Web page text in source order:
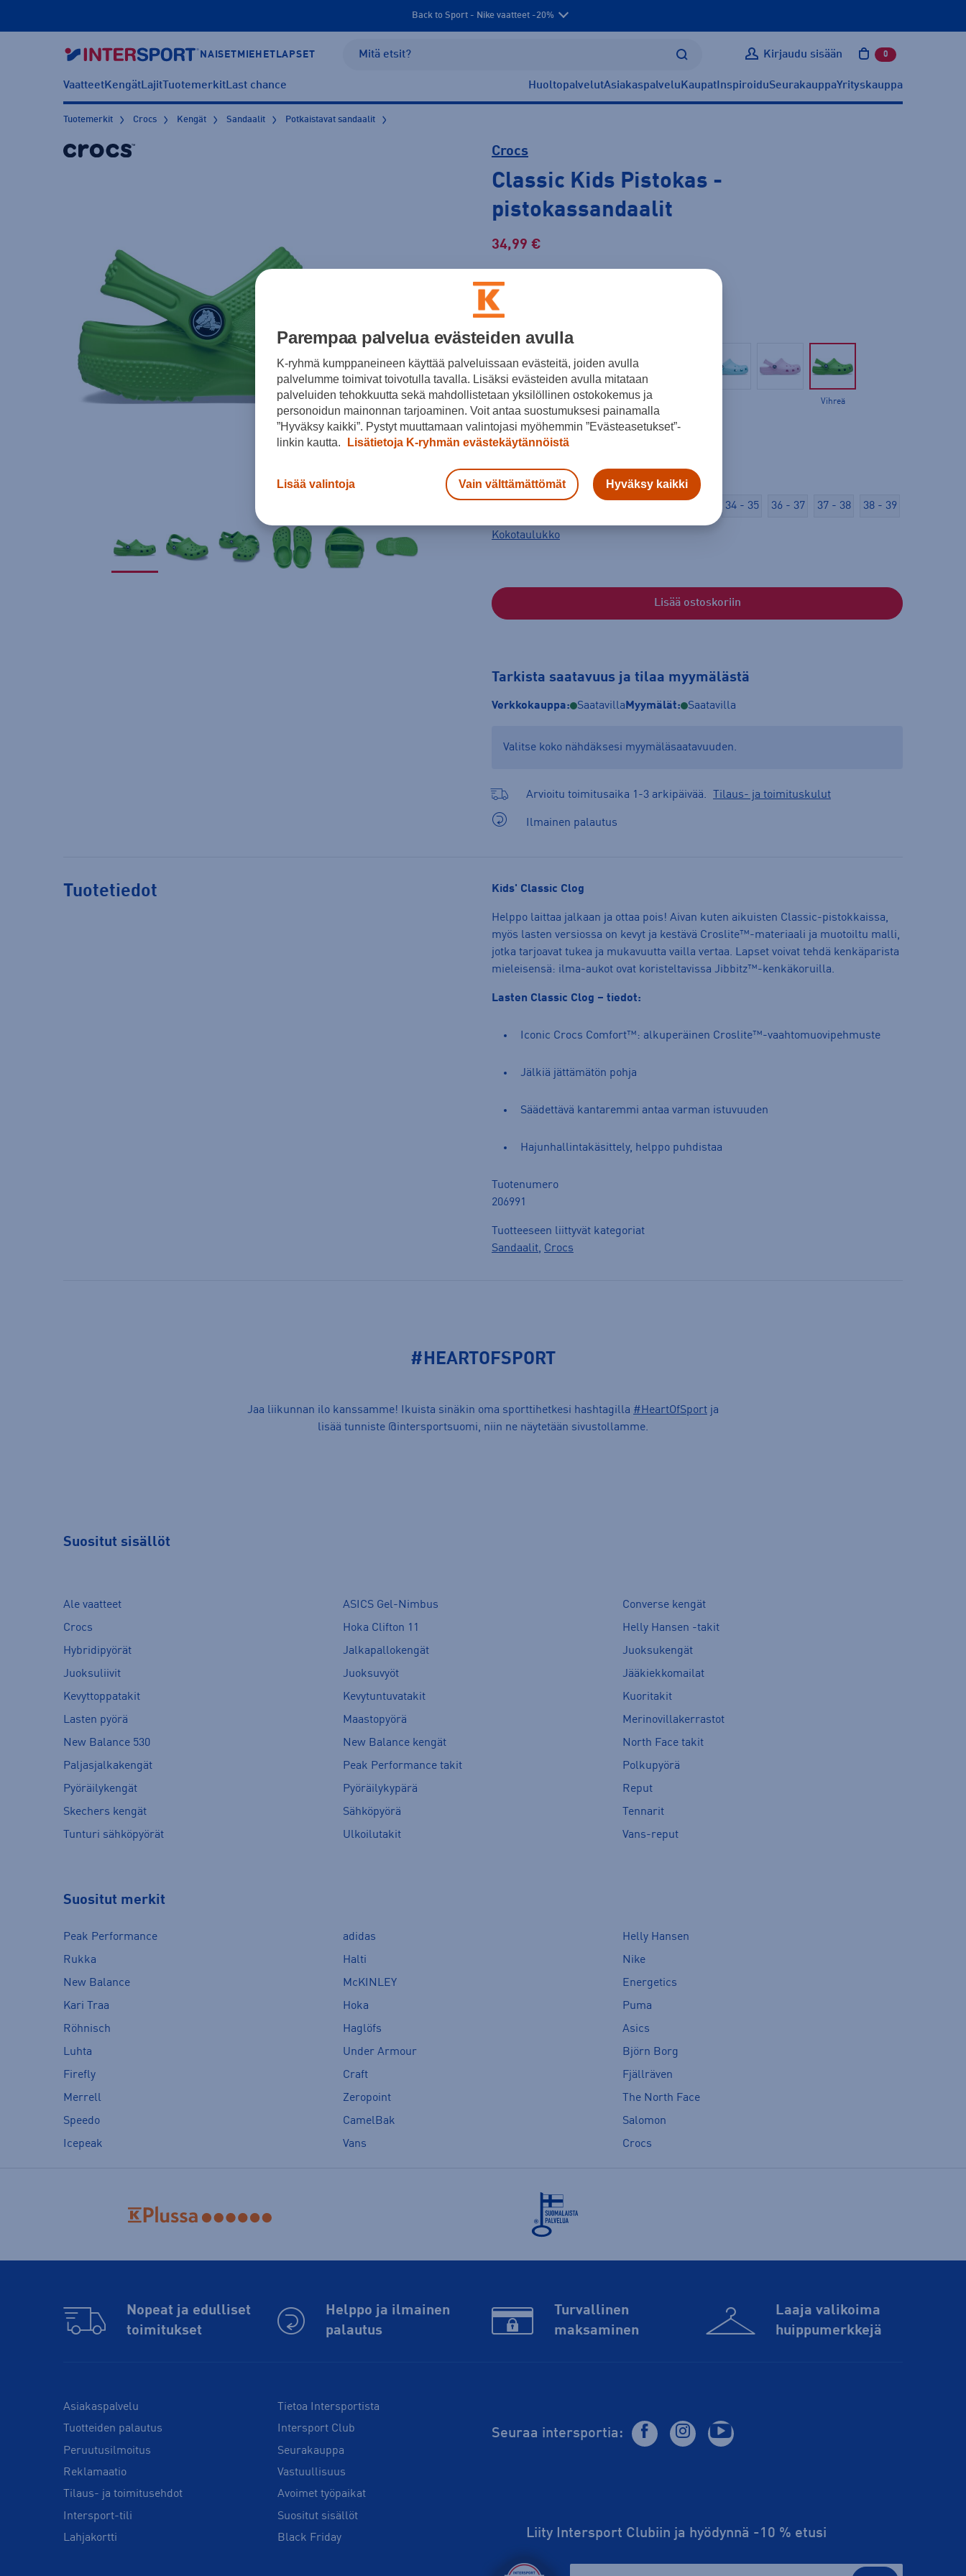
Back to Sport - Nike vaatteet -20%
NAISET MIEHET LAPSET Kirjaudu sisään 0 tuotetta
VaatteetKengätLajitTuotemerkitLast chance HuoltopalvelutAsiakaspalvelu Kaupat InspiroiduSeurakauppaYrityskauppa
Tuotemerkit Crocs Kengät Sandaalit Potkaistavat sandaalit
Crocs
Classic Kids Pistokas -
pistokassandaalit
34,99 €
Normaalihinta: 39,90 €
30pv alin hinta: 34,99 €
Väri
Vihreä
Koko
34 - 35 36 - 37 37 - 38 38 - 39
Kokotaulukko
Lisää ostoskoriin
Tarkista saatavuus ja tilaa myymälästä
Verkkokauppa: Saatavilla Myymälät: Saatavilla
Valitse koko nähdäksesi myymäläsaatavuuden.
Arvioitu toimitusaika 1-3 arkipäivää. Tilaus- ja toimituskulut
Ilmainen palautus
Tuotetiedot Kids' Classic Clog
Helppo laittaa jalkaan ja ottaa pois! Aivan kuten aikuisten Classic-pistokkaissa,
myös lasten versiossa on kevyt ja kestävä Croslite™-materiaali ja muotoiltu malli,
jotka tarjoavat tukea ja mukavuutta vailla vertaa. Lapset voivat tehdä kenkäparista
mieleisensä: ilma-aukot ovat koristeltavissa Jibbitz™-kenkäkoruilla.
Lasten Classic Clog – tiedot:
Iconic Crocs Comfort™: alkuperäinen Croslite™-vaahtomuovipehmuste
Jälkiä jättämätön pohja
Säädettävä kantaremmi antaa varman istuvuuden
Hajunhallintakäsittely, helppo puhdistaa
Tuotenumero
206991
Tuotteeseen liittyvät kategoriat
Sandaalit, Crocs
#HEARTOFSPORT
Jaa liikunnan ilo kanssamme! Ikuista sinäkin oma sporttihetkesi hashtagilla #HeartOfSport ja
lisää tunniste @intersportsuomi, niin ne näytetään sivustollamme.
Suositut sisällöt
Ale vaatteet ASICS Gel-Nimbus
Converse kengät
Crocs
Hoka Clifton 11
Helly Hansen -takit
Hybridipyörät
Jalkapallokengät
Juoksukengät
Juoksuliivit
Juoksuvyöt
Jääkiekkomailat
Kevyttoppatakit
Kevytuntuvatakit
Kuoritakit
Lasten pyörä
Maastopyörä
Merinovillakerrastot
New Balance 530
New Balance kengät
North Face takit
Paljasjalkakengät
Peak Performance takit
Polkupyörä
Pyöräilykengät
Pyöräilykypärä
Reput
Skechers kengät
Sähköpyörä
Tennarit
Tunturi sähköpyörät
Ulkoilutakit Vans-reput
Suositut merkit
Peak Performance adidas
Helly Hansen
Rukka
Halti
Nike
New Balance
McKINLEY
Energetics
Kari Traa
Hoka
Puma
Röhnisch
Haglöfs
Asics
Luhta
Under Armour
Björn Borg
Firefly
Craft
Fjällräven
Merrell
Zeropoint
The North Face
Speedo
CamelBak
Salomon
Icepeak
Vans Crocs
Nopeat ja edulliset
toimitukset
Helppo ja ilmainen
palautus
Turvallinen
maksaminen
Laaja valikoima
huippu­merkkejä
Asiakaspalvelu
Tuotteiden palautus
Peruutusilmoitus
Reklamaatio
Tilaus- ja toimitusehdot
Intersport-tili
Lahjakortti
Tietoa Intersportista
Intersport Club
Seurakauppa
Vastuullisuus
Avoimet työpaikat
Suositut sisällöt
Black Friday
Seuraa intersportia:
Liity Intersport Clubiin ja hyödynnä -10 % etusi
Parempaa palvelua evästeiden avulla
K-ryhmä kumppaneineen käyttää palveluissaan evästeitä, joiden avulla
palvelumme toimivat toivotulla tavalla. Lisäksi evästeiden avulla mitataan
palveluiden tehokkuutta sekä mahdollistetaan yksilöllinen ostokokemus ja
personoidun mainonnan tarjoaminen. Voit antaa suostumuksesi painamalla
”Hyväksy kaikki”. Pystyt muuttamaan valintojasi myöhemmin ”Evästeasetukset”-
linkin kautta.
Lisätietoja K-ryhmän evästekäytännöistä
Lisää valintoja Vain välttämättömät Hyväksy kaikki